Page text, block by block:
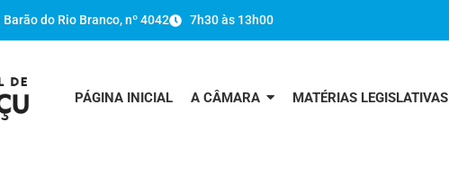
do Rio Branco, nº 4042 7h30 às 13h00
PÁGINA INICIAL A CÂMARA MATÉRIAS LEGISLATIVAS